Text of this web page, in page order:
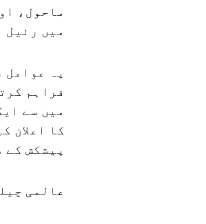
ماحول،
میں رئیل
یہ عوامل
فراہم
میں سے
کا اعلان
پیشکش کے دوران، فنڈ کا
عالمی